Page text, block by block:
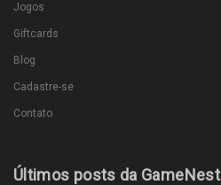
Jogos
Giftcards
Blog
Cadastre-se
Contato
Últimos posts da GameNest